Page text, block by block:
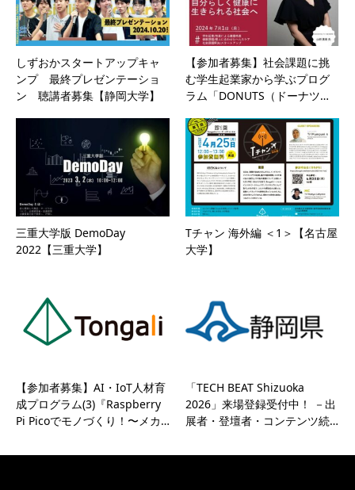
しずおかスタートアップキャ
ンプ 最終プレゼンテーショ
ン 聴講者募集【静岡大学】
【参加者募集】社会課題に挑
む学生起業家から学ぶプログ
ラム「DONUTS（ドーナツ…
三重大学版 DemoDay
2022【三重大学】
Tチャン 海外編 ＜1＞【名古屋
大学】
【参加者募集】AI・IoT人材育
成プログラム(3)『Raspberry
Pi Picoでモノづくり！〜メカ…
「TECH BEAT Shizuoka
2026」来場登録受付中！ －出
展者・登壇者・コンテンツ続…